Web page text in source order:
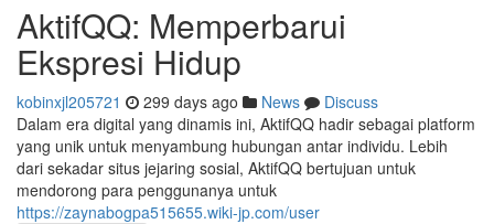
AktifQQ: Memperbarui
Ekspresi Hidup
kobinxjl205721 299 days ago News
Discuss
Dalam era digital yang dinamis ini, AktifQQ hadir sebagai platform
yang unik untuk menyambung hubungan antar individu. Lebih
dari sekadar situs jejaring sosial, AktifQQ bertujuan untuk
mendorong para penggunanya untuk
https://zaynabogpa515655.wiki-jp.com/user